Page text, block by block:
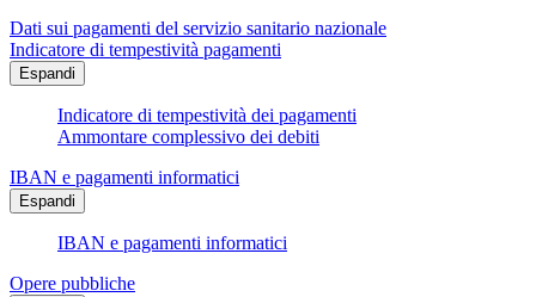
Dati sui pagamenti del servizio sanitario nazionale
Indicatore di tempestività pagamenti
Espandi
Indicatore di tempestività dei pagamenti
Ammontare complessivo dei debiti
IBAN e pagamenti informatici
Espandi
IBAN e pagamenti informatici
Opere pubbliche